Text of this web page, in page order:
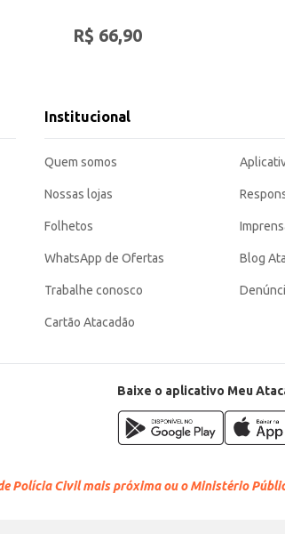
R$ 66,90
Institucional
Quem somos
Nossas lojas
Folhetos
WhatsApp de Ofertas
Trabalhe conosco
Cartão Atacadão
Blog
Baixe o aplicativo Meu
Polícia Civil mais próxima ou o Ministério